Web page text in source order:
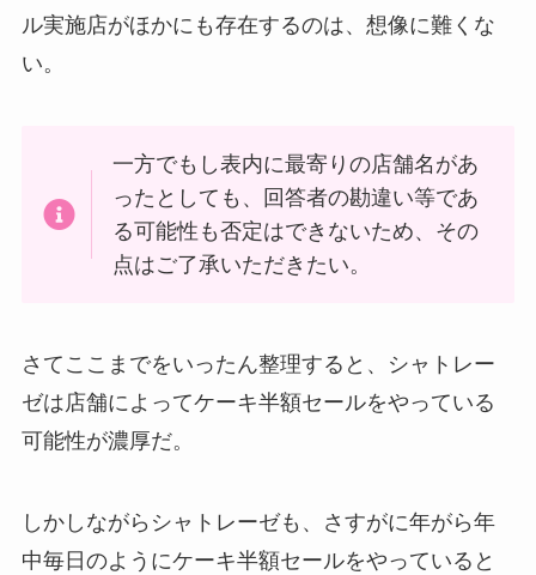
ル実施店がほかにも存在するのは、想像に難くな
い。
一方でもし表内に最寄りの店舗名があ
ったとしても、回答者の勘違い等であ
る可能性も否定はできないため、その
点はご了承いただきたい。
さてここまでをいったん整理すると、シャトレー
ゼは店舗によってケーキ半額セールをやっている
可能性が濃厚だ。
しかしながらシャトレーゼも、さすがに年がら年
中毎日のようにケーキ半額セールをやっていると